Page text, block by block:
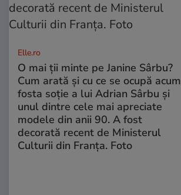
Elle.ro
O mai ții minte pe Janine Sârbu?
Cum arată și cu ce se ocupă acum
fosta soție a lui Adrian Sârbu și
unul dintre cele mai apreciate
modele din anii 90. A fost
decorată recent de Ministerul
Culturii din Franța. Foto